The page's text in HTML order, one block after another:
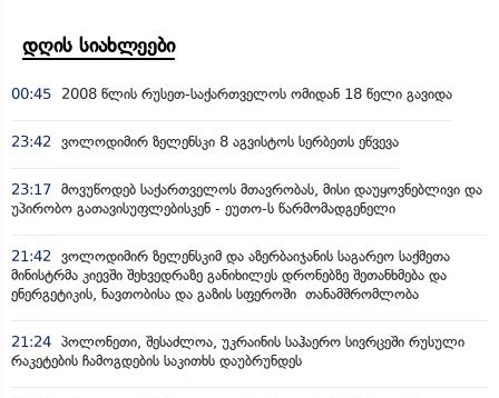
დღის სიახლეები
00:45 2008 წლის რუსეთ-საქართველოს ომიდან 18 წელი გავიდა
23:42 ვოლოდიმირ ზელენსკი 8 აგვისტოს სერბეთს ეწვევა
23:17 მოვუწოდებ საქართველოს მთავრობას, მისი დაუყოვნებლივი და
უპირობო გათავისუფლებისკენ - ეუთო-ს წარმომადგენელი
21:42
ვოლოდიმირ ზელენსკიმ და აზერბაიჯანის საგარეო საქმეთა
მინისტრმა კიევში შეხვედრაზე განიხილეს დრონებზე შეთანხმება და
ენერგეტიკის, ნავთობისა და გაზის სფეროში თანამშრომლობა
21:24 პოლონეთი, შესაძლოა, უკრაინის საჰაერო სივრცეში რუსული
რაკეტების ჩამოგდების საკითხს დაუბრუნდეს